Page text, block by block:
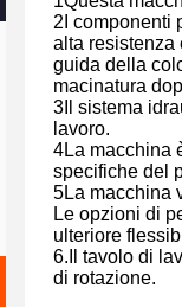
2I componenti
alta resistenza
guida della
macinatura
3Il sistema
lavoro.
4La macchina
specifiche del
5La macchina
Le opzioni di
ulteriore
6.Il tavolo di
di rotazione.